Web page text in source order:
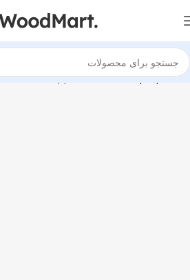
خانه Laptops
Apple MacBook